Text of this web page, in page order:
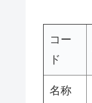
コー
ド
名称